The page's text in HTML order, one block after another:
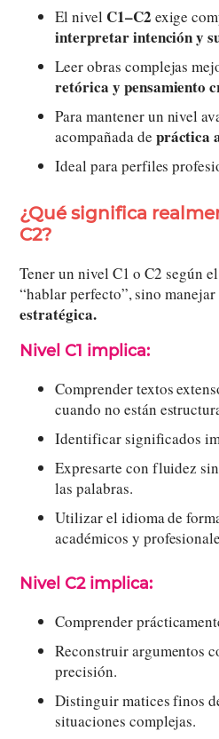
El nivel C1–C2 exige
interpretar intención y
Leer obras complejas
retórica y pensamiento
Para mantener un nivel
acompañada de práctica
Ideal para perfiles
¿Qué significa
C2?
Tener un nivel C1 o C2 según el
“hablar perfecto”, sino
estratégica.
Nivel C1 implica:
Comprender textos
cuando no están
Identificar significados
Expresarte con fluidez
las palabras.
Utilizar el idioma de
académicos y
Nivel C2 implica:
Comprender
Reconstruir argumentos
precisión.
Distinguir matices finos
situaciones complejas.